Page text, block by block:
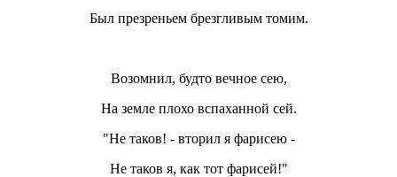
Был презреньем брезгливым томим.
Возомнил, будто вечное сею,
На земле плохо вспаханной сей.
"Не таков! - вторил я фарисею -
Не таков я, как тот фарисей!"